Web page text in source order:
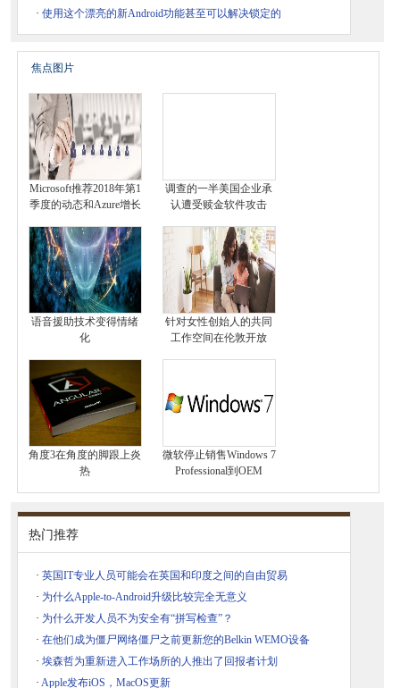
· 使用这个漂亮的新Android功能甚至可以解决锁定的
焦点图片
Microsoft推荐2018年第1
季度的动态和Azure增长
调查的一半美国企业承
认遭受赎金软件攻击
语音援助技术变得情绪
化
针对女性创始人的共同
工作空间在伦敦开放
角度3在角度的脚跟上炎
热
微软停止销售Windows 7
Professional到OEM
热门推荐
· 英国IT专业人员可能会在英国和印度之间的自由贸易
· 为什么Apple-to-Android升级比较完全无意义
· 为什么开发人员不为安全有“拼写检查”？
· 在他们成为僵尸网络僵尸之前更新您的Belkin WEMO设备
· 埃森哲为重新进入工作场所的人推出了回报者计划
· Apple发布iOS，MacOS更新